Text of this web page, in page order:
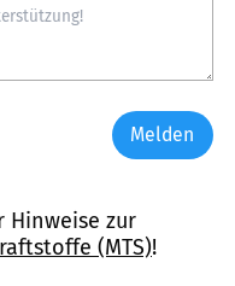
Melden
Hinweise zur
(MTS)!